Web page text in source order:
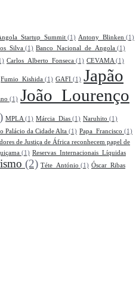
(1) Antony_Blinken (1)
(1) Banco_Nacional_de_Angola (1)
Carlos_Alberto_Fonseca (1) CEVAMA (1)
Fumio_Kishida (1) GAFI (1) Japão
(1) João_Lourenço
MPLA (1) Márcia_Dias (1) Naruhito (1)
Palácio da Cidade Alta (1) Papa_Francisco (1)
de Justiça de África reconhecem papel de
(1) Reservas_Internacionais_Líquidas
(2) Téte_António (1) Óscar_Ribas